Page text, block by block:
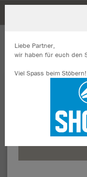
ZURÜCK
Kemnath-
Liebe Partner,
wir haben für euch den
Viel Spass beim Stöbern!
Wir verwenden
Durch die Analyse der
Inhalte anzeigen und
zu den Cookies